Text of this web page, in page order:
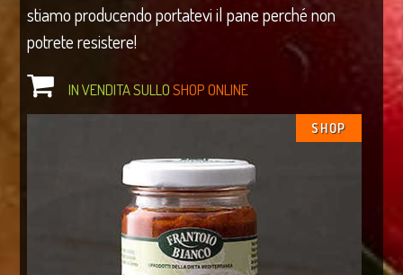
stiamo producendo portatevi il pane perché non
potrete resistere!
IN VENDITA SULLOSHOP ONLINE
SHOP